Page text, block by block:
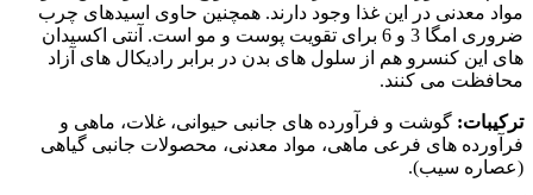
مواد معدنی در این غذا وجود دارند. همچنین حاوی اسیدهای چرب
ضروری امگا 3 و 6 برای تقویت پوست و مو است. آنتی اکسیدان
های این کنسرو هم از سلول های بدن در برابر رادیکال های آزاد
محافظت می کنند.
ترکیبات: گوشت و فرآورده های جانبی حیوانی، غلات، ماهی و
فرآورده های فرعی ماهی، مواد معدنی، محصولات جانبی گیاهی
(عصاره سیب).